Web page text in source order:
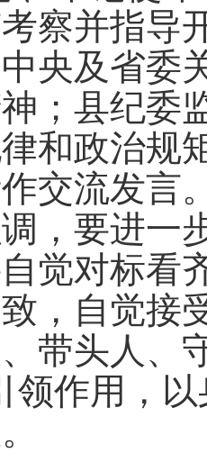
察并指导
央及省委
神；县纪
和政治规
交流发言
要进一步
觉对标看
，自觉接
带头人、
领作用，